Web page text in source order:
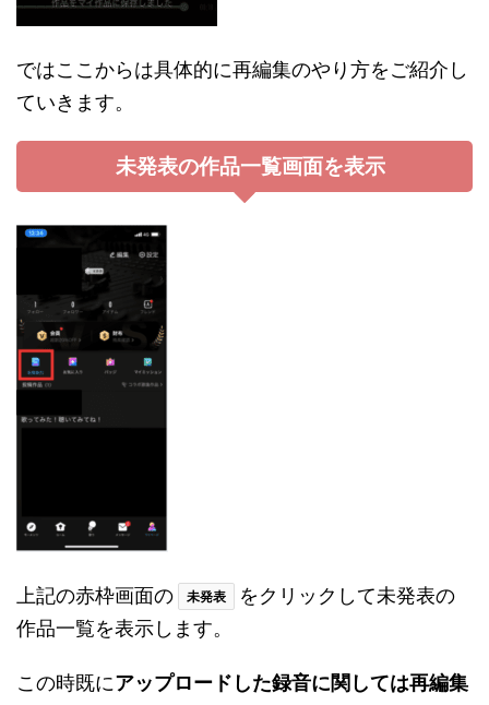
ではここからは具体的に再編集のやり方をご紹介し
ていきます。
未発表の作品一覧画面を表示
上記の赤枠画面の 未発表
をクリックして未発表の
作品一覧を表示します。
この時既にアップロードした録音に関しては再編集